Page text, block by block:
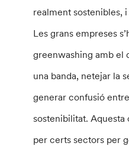
realment sostenibles,
Les grans empreses
greenwashing amb el
una banda, netejar la
generar confusió
sostenibilitat. Aquesta
per certs sectors per